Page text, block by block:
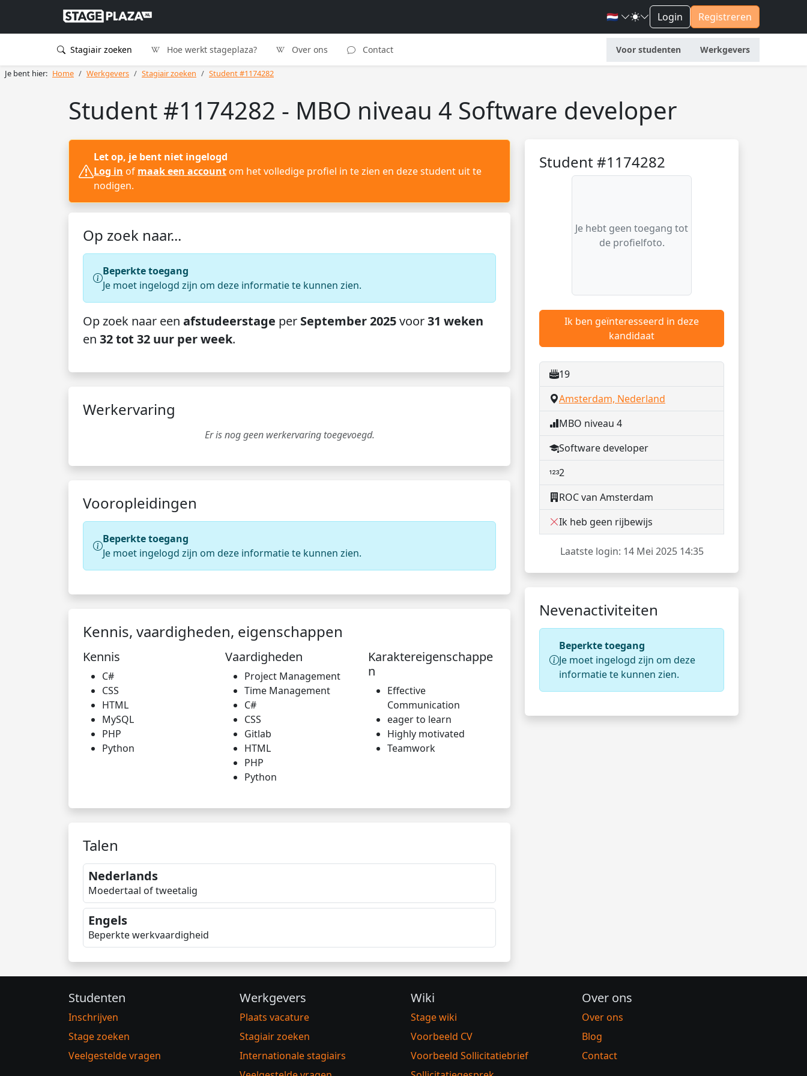
🇳🇱 Login Registreren
Stagiair zoeken Hoe werkt stageplaza? Over ons Contact Voor studenten Werkgevers
Je bent hier: Home Werkgevers Stagiair zoeken Student #1174282
Student #1174282 - MBO niveau 4 Software developer
Student #1174282
Je hebt geen toegang tot
de profielfoto.
Ik ben geïnteresseerd in deze
kandidaat
19
Amsterdam, Nederland
MBO niveau 4
Software developer
2
ROC van Amsterdam
Ik heb geen rijbewijs
Laatste login: 14 Mei 2025 14:35
Nevenactiviteiten
Beperkte toegang
Je moet ingelogd zijn om deze
informatie te kunnen zien.
Let op, je bent niet ingelogd
Log in of maak een account om het volledige profiel in te zien en deze student uit te
nodigen.
Op zoek naar...
Beperkte toegang
Je moet ingelogd zijn om deze informatie te kunnen zien.
Op zoek naar een afstudeerstage per September 2025voor31 weken
en 32 tot 32 uur per week.
Werkervaring
Er is nog geen werkervaring toegevoegd.
Vooropleidingen
Beperkte toegang
Je moet ingelogd zijn om deze informatie te kunnen zien.
Kennis, vaardigheden, eigenschappen
Kennis
C#
CSS
HTML
MySQL
PHP
Python
Vaardigheden
Project Management
Time Management
C#
CSS
Gitlab
HTML
PHP
Python
Karaktereigenschappe
n
Effective
Communication
eager to learn
Highly motivated
Teamwork
Talen
Nederlands
Moedertaal of tweetalig
Engels
Beperkte werkvaardigheid
Studenten
Inschrijven
Stage zoeken
Veelgestelde vragen
Werkgevers
Plaats vacature
Stagiair zoeken
Internationale stagiairs
Wiki
Stage wiki
Voorbeeld CV
Voorbeeld Sollicitatiebrief
Over ons
Over ons
Blog
Contact